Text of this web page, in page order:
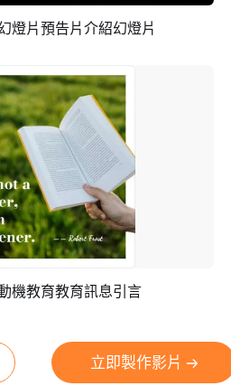
AI剪同款
燈片預告片介紹幻燈片
編輯
機教育教育訊息引言
立即製作影片